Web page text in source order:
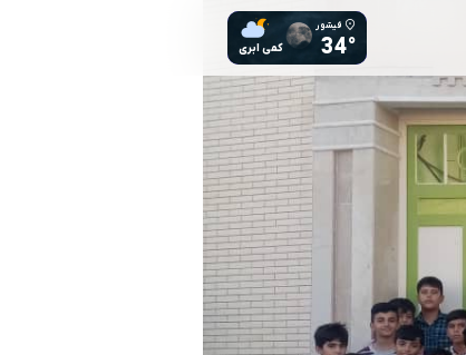
فیشور
34° کمی ابری